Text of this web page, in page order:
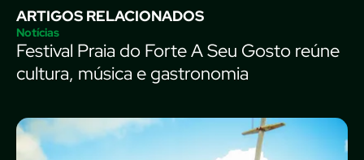
ARTIGOS RELACIONADOS
Notícias
Festival Praia do Forte A Seu Gosto reúne
cultura, música e gastronomia